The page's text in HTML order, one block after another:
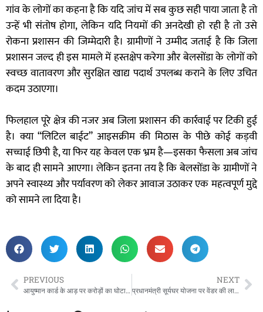
गांव के लोगों का कहना है कि यदि जांच में सब कुछ सही पाया जाता है तो
उन्हें भी संतोष होगा, लेकिन यदि नियमों की अनदेखी हो रही है तो उसे
रोकना प्रशासन की जिम्मेदारी है। ग्रामीणों ने उम्मीद जताई है कि जिला
प्रशासन जल्द ही इस मामले में हस्तक्षेप करेगा और बेलसोंडा के लोगों को
स्वच्छ वातावरण और सुरक्षित खाद्य पदार्थ उपलब्ध कराने के लिए उचित
कदम उठाएगा।
फिलहाल पूरे क्षेत्र की नजर अब जिला प्रशासन की कार्रवाई पर टिकी हुई
है। क्या “लिटिल बाईट” आइसक्रीम की मिठास के पीछे कोई कड़वी
सच्चाई छिपी है, या फिर यह केवल एक भ्रम है—इसका फैसला अब जांच
के बाद ही सामने आएगा। लेकिन इतना तय है कि बेलसोंडा के ग्रामीणों ने
अपने स्वास्थ्य और पर्यावरण को लेकर आवाज उठाकर एक महत्वपूर्ण मुद्दे
को सामने ला दिया है।
PREVIOUS
आयुष्मान कार्ड के आड़ पर करोड़ों का घोटाला: छुरा के लक्ष्मी नारायण हॉस्पिटल डॉ.ज्योति नारायण दुबे के द्वारा!
NEXT
प्रधानमंत्री सूर्यघर योजना पर वेंडर की लापरवाही का साया! सोलर लगाने के बाद भी उपभोक्ता अंधेरे में, 21,500 का बिजली बिल थमाया – क्या निरस्त होगा कंपनी का लाइसेंस?”